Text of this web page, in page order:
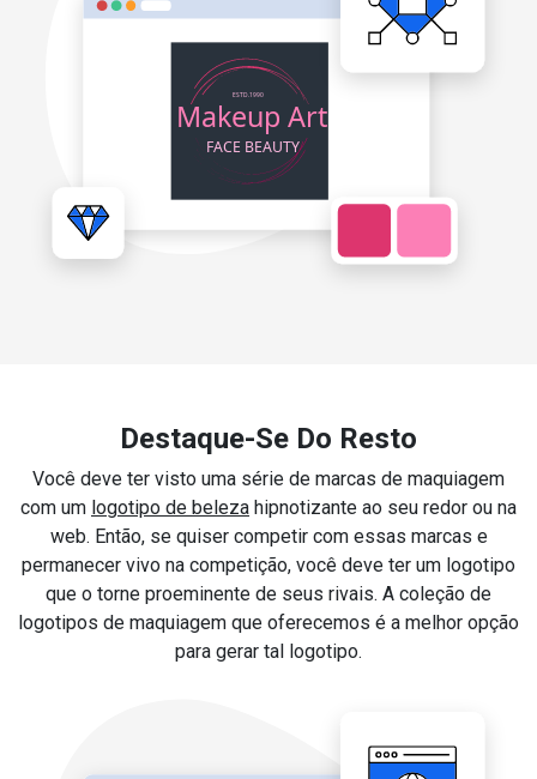
Destaque-Se Do Resto
Você deve ter visto uma série de marcas de maquiagem
com um logotipo de beleza hipnotizante ao seu redor ou na
web. Então, se quiser competir com essas marcas e
permanecer vivo na competição, você deve ter um logotipo
que o torne proeminente de seus rivais. A coleção de
logotipos de maquiagem que oferecemos é a melhor opção
para gerar tal logotipo.